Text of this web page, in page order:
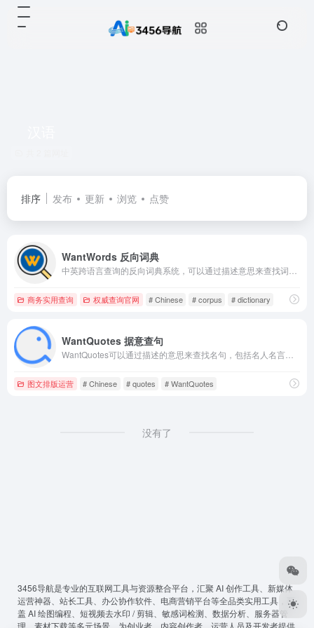
排序 发布 更新 浏览 点赞
WantWords 反向词典
商务实用查询 权威查询官网 # Chinese # corpus # dictionary
WantQuotes 据意查句
图文排版运营 # Chinese # quotes # WantQuotes
没有了
3456导航是专业的互联网工具与资源整合平台，汇聚 AI 创作工具、新媒体
运营神器、站长工具、办公协作软件、电商营销平台等全品类实用工具，覆
盖 AI 绘图编程、短视频去水印 / 剪辑、敏感词检测、数据分析、服务器管
理、素材下载等多元场景，为创业者、内容创作者、运营人员及开发者提供